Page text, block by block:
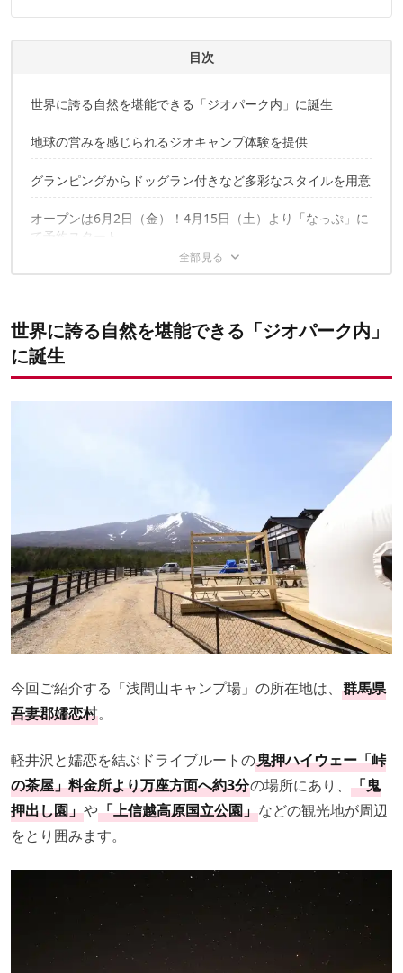
松尾 慧のプロフィール
目次
世界に誇る自然を堪能できる「ジオパーク内」に誕生
地球の営みを感じられるジオキャンプ体験を提供
グランピングからドッグラン付きなど多彩なスタイルを用意
オープンは6月2日（金）！4月15日（土）より「なっぷ」に
て予約スタート
世界に誇る自然を堪能できる「ジオパーク内」
に誕生
今回ご紹介する「浅間山キャンプ場」の所在地は、 群馬県
吾妻郡嬬恋村。
軽井沢と嬬恋を結ぶドライブルートの鬼押ハイウェー「峠
の茶屋」料金所より万座方面へ約3分の場所にあり、 「鬼
押出し園」や「上信越高原国立公園」などの観光地が周辺
をとり囲みます。